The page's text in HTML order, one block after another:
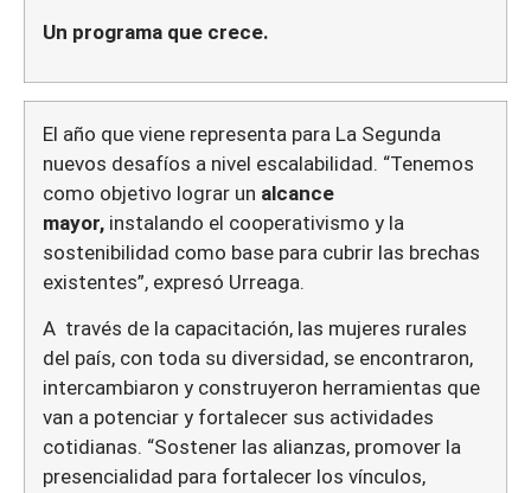
Un programa que crece.
El año que viene representa para La Segunda
nuevos desafíos a nivel escalabilidad. “Tenemos
como objetivo lograr un alcance
mayor, instalando el cooperativismo y la
sostenibilidad como base para cubrir las brechas
existentes”, expresó Urreaga.
A través de la capacitación, las mujeres rurales
del país, con toda su diversidad, se encontraron,
intercambiaron y construyeron herramientas que
van a potenciar y fortalecer sus actividades
cotidianas. “Sostener las alianzas, promover la
presencialidad para fortalecer los vínculos,